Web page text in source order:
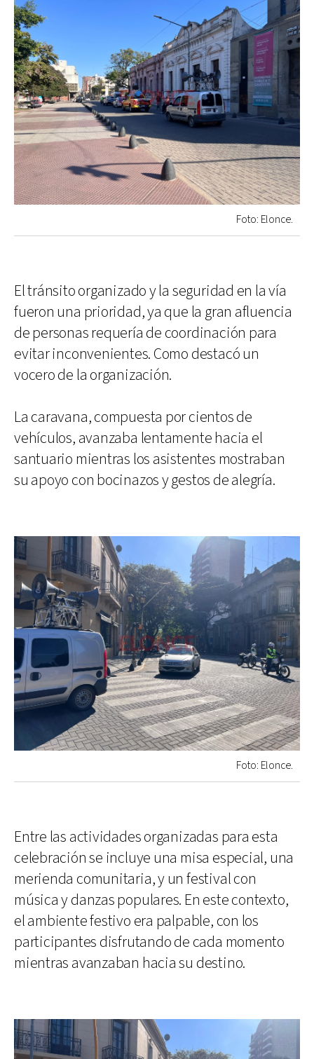
Foto: Elonce.
El tránsito organizado y la seguridad en la vía
fueron una prioridad, ya que la gran afluencia
de personas requería de coordinación para
evitar inconvenientes. Como destacó un
vocero de la organización.
La caravana, compuesta por cientos de
vehículos, avanzaba lentamente hacia el
santuario mientras los asistentes mostraban
su apoyo con bocinazos y gestos de alegría.
Foto: Elonce.
Entre las actividades organizadas para esta
celebración se incluye una misa especial, una
merienda comunitaria, y un festival con
música y danzas populares. En este contexto,
el ambiente festivo era palpable, con los
participantes disfrutando de cada momento
mientras avanzaban hacia su destino.